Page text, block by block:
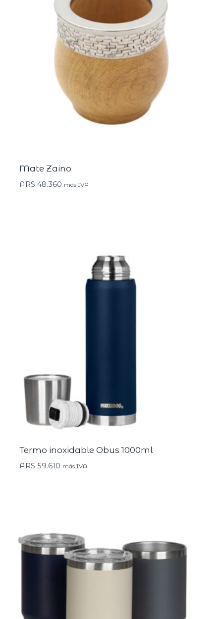
Mate Zaino
ARS 48.360 más IVA
Termo inoxidable Obus 1000ml
ARS 59.610 más IVA